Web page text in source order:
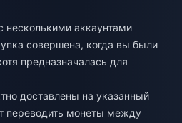
несколькими аккаунтами
совершена, когда вы были
предназначалась для
доставлены на указанный
переводить монеты между